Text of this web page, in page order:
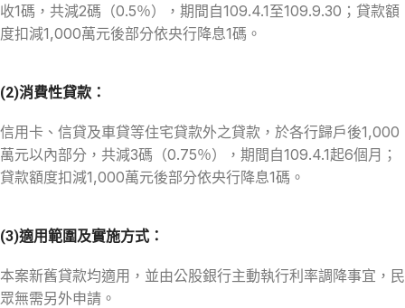
收1碼，共減2碼（0.5％），期間自109.4.1至109.9.30；貸款額
度扣減1,000萬元後部分依央行降息1碼。
(2)消費性貸款：
信用卡、信貸及車貸等住宅貸款外之貸款，於各行歸戶後1,000
萬元以內部分，共減3碼（0.75％），期間自109.4.1起6個月；
貸款額度扣減1,000萬元後部分依央行降息1碼。
(3)適用範圍及實施方式：
本案新舊貸款均適用，並由公股銀行主動執行利率調降事宜，民
眾無需另外申請。